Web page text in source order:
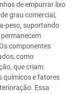
de empurrar lixo
grau comercial,
peso, suportando
componentes
como
que criam
químicos e fatores
Essa